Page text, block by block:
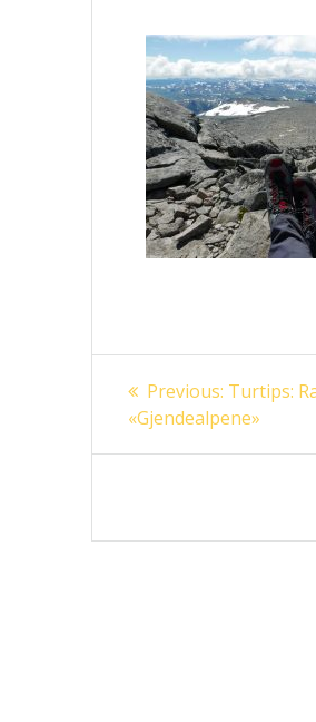
Previous: Previous
post:
Turtips:
«Gjendealpene»